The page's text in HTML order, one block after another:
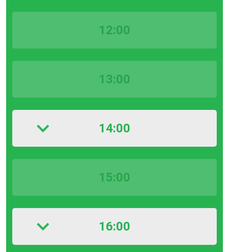
12:00
13:00
14:00
15:00
16:00